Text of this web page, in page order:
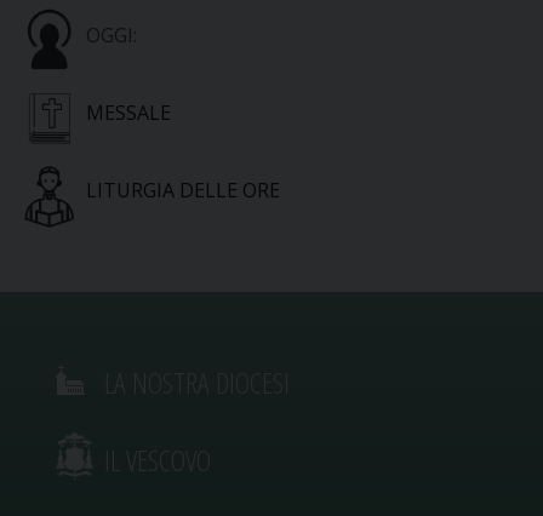
OGGI:
MESSALE
LITURGIA DELLE ORE
IL VESCOVO